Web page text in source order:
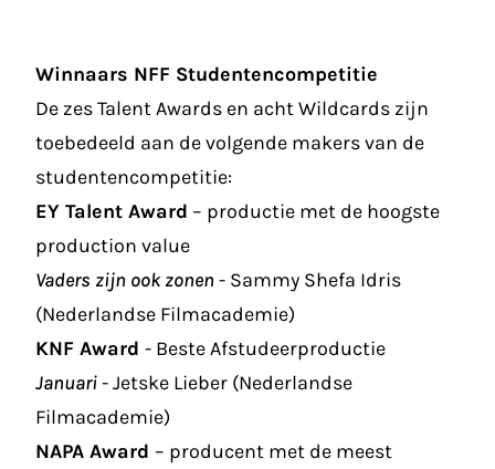
Winnaars NFF Studentencompetitie
De zes Talent Awards en acht Wildcards zijn
toebedeeld aan de volgende makers van de
studentencompetitie:
EY Talent Award – productie met de hoogste
production value
Vaders zijn ook zonen - Sammy Shefa Idris
(Nederlandse Filmacademie)
KNF Award - Beste Afstudeerproductie
Januari- Jetske Lieber (Nederlandse
Filmacademie)
NAPA Award – producent met de meest